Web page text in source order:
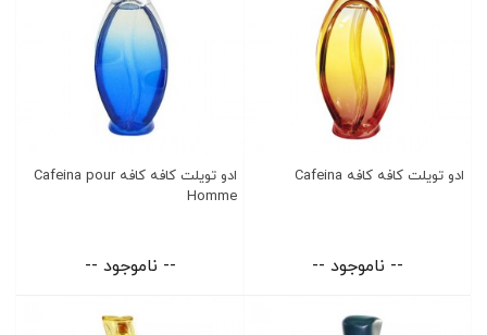
ادو تویلت کافه کافه Cafeina
-- ناموجود --
ادو تویلت کافه کافه Cafeina pour
Homme
-- ناموجود --